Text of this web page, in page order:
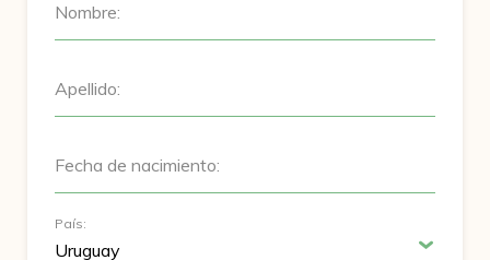
Nombre:
Apellido:
Fecha de nacimiento:
País: